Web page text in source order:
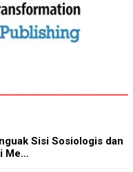
Sisi Sosiologis dan
Me…